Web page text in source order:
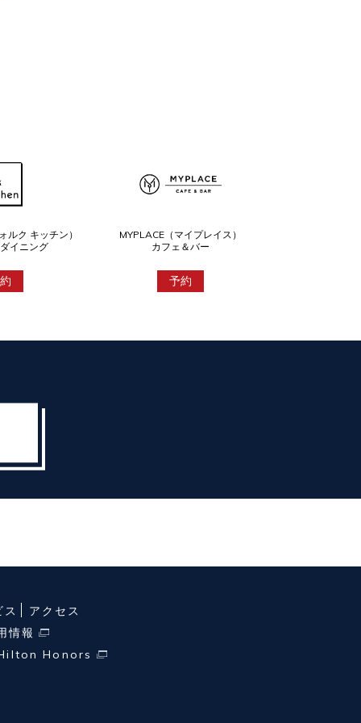
ルク キッチン）
イニング
MYPLACE（マイプレイス）
カフェ＆バー
予約
アクセス
情報
Honors